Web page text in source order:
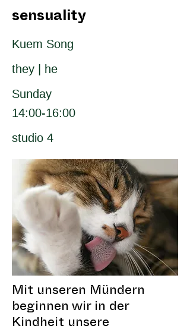
sensuality
Kuem Song
they | he
Sunday
14:00-16:00
studio 4
Mit unseren Mündern
beginnen wir in der
Kindheit unsere